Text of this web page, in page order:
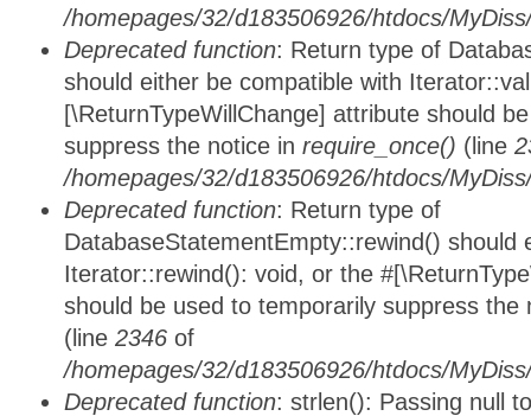
/homepages/32/d183506926/htdocs/
Deprecated function: Return type of
should either be compatible with
[\ReturnTypeWillChange] attribute should
suppress the notice in require_once() (line
/homepages/32/d183506926/htdocs/
Deprecated function: Return type of
DatabaseStatementEmpty::rewind() should
Iterator::rewind(): void, or the
should be used to temporarily suppress
(line 2346 of
/homepages/32/d183506926/htdocs/
Deprecated function: strlen(): Passing null